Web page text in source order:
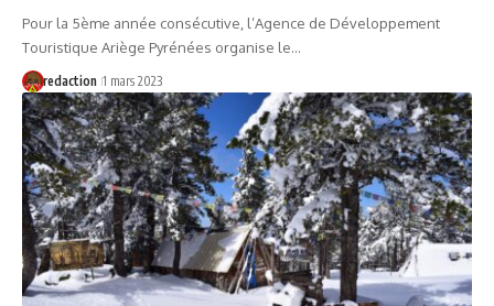
Pour la 5ème année consécutive, l’Agence de Développement
Touristique Ariège Pyrénées organise le…
redaction 1 mars 2023